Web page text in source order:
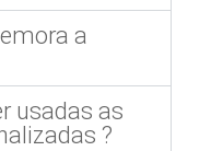
a
usadas as
?